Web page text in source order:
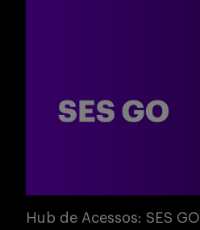
Hub de Acessos: SES GO